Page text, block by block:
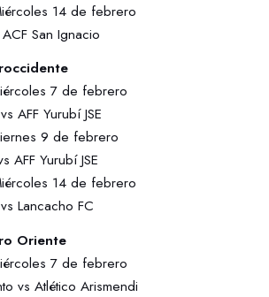
14 de febrero
San Ignacio
7 de febrero
AFF Yurubí JSE
9 de febrero
AFF Yurubí JSE
14 de febrero
Lancacho FC
Oriente
7 de febrero
vs Atlético Arismendi